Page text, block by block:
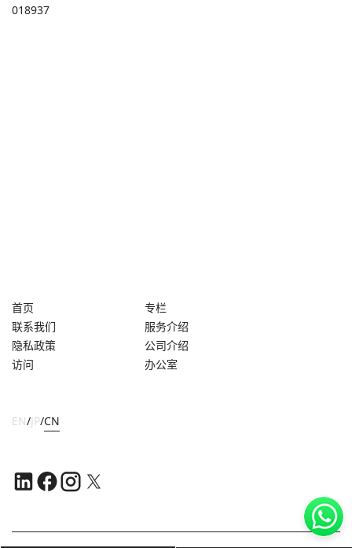
018937
首页
专栏
联系我们
服务介绍
隐私政策
公司介绍
访问
办公室
EN/JP/CN